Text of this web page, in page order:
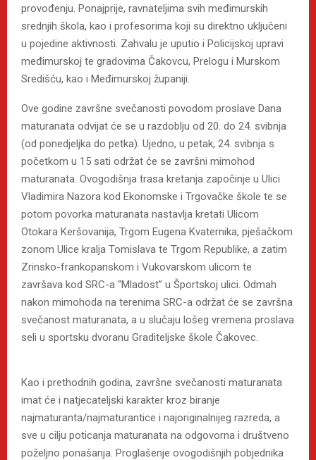
provođenju. Ponajprije, ravnateljima svih međimurskih
srednjih škola, kao i profesorima koji su direktno uključeni
u pojedine aktivnosti. Zahvalu je uputio i Policijskoj upravi
međimurskoj te gradovima Čakovcu, Prelogu i Murskom
Središću, kao i Međimurskoj županiji.
Ove godine završne svečanosti povodom proslave Dana
maturanata odvijat će se u razdoblju od 20. do 24. svibnja
(od ponedjeljka do petka). Ujedno, u petak, 24. svibnja s
početkom u 15 sati održat će se završni mimohod
maturanata. Ovogodišnja trasa kretanja započinje u Ulici
Vladimira Nazora kod Ekonomske i Trgovačke škole te se
potom povorka maturanata nastavlja kretati Ulicom
Otokara Keršovanija, Trgom Eugena Kvaternika, pješačkom
zonom Ulice kralja Tomislava te Trgom Republike, a zatim
Zrinsko-frankopanskom i Vukovarskom ulicom te
završava kod SRC-a “Mladost” u Športskoj ulici. Odmah
nakon mimohoda na terenima SRC-a održat će se završna
svečanost maturanata, a u slučaju lošeg vremena proslava
seli u sportsku dvoranu Graditeljske škole Čakovec.
Kao i prethodnih godina, završne svečanosti maturanata
imat će i natjecateljski karakter kroz biranje
najmaturanta/najmaturantice i najoriginalnijeg razreda, a
sve u cilju poticanja maturanata na odgovorna i društveno
poželjno ponašanja. Proglašenje ovogodišnjih pobjednika